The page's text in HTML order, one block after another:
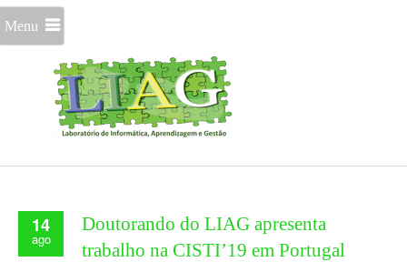
Menu
14
ago
Doutorando do LIAG apresenta
trabalho na CISTI’19 em Portugal